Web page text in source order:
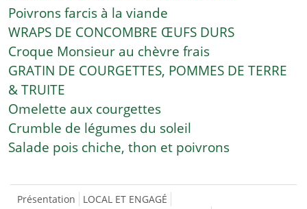
Poivrons farcis à la viande
WRAPS DE CONCOMBRE ŒUFS DURS
Croque Monsieur au chèvre frais
GRATIN DE COURGETTES, POMMES DE TERRE
& TRUITE
Omelette aux courgettes
Crumble de légumes du soleil
Salade pois chiche, thon et poivrons
Présentation
LOCAL ET ENGAGÉ